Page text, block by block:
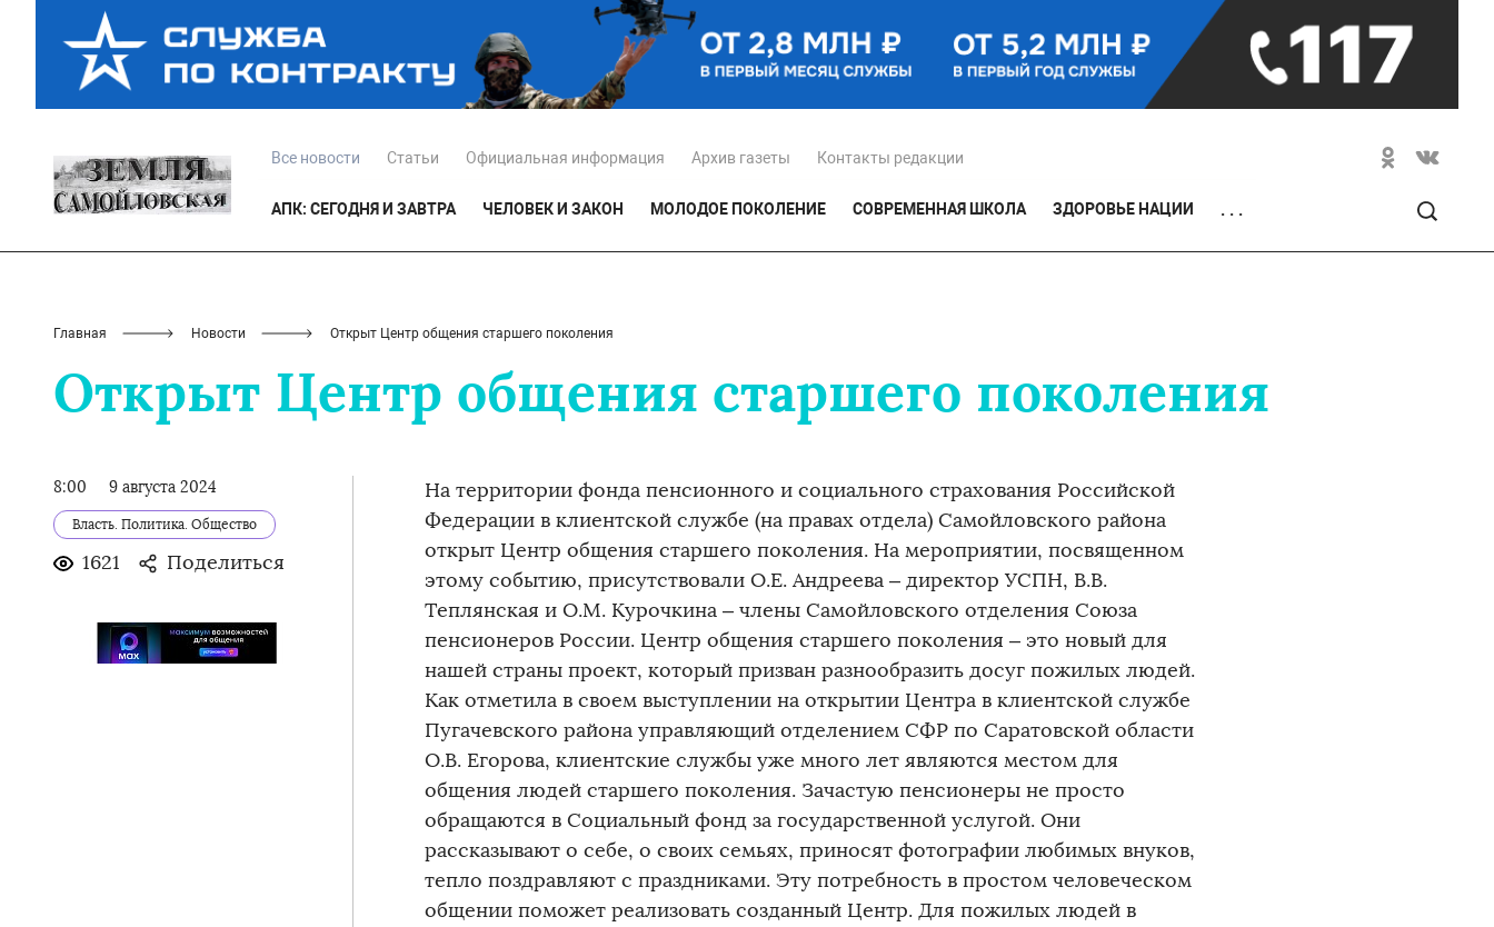
Все новости Статьи Официальная информация Архив газеты Контакты редакции
АПК: СЕГОДНЯ И ЗАВТРА ЧЕЛОВЕК И ЗАКОН МОЛОДОЕ ПОКОЛЕНИЕ СОВРЕМЕННАЯ ШКОЛА ЗДОРОВЬЕ НАЦИИ . . .
Главная Новости Открыт Центр общения старшего поколения
Открыт Центр общения старшего поколения
8:00 9 августа 2024
Власть. Политика. Общество
1621 Поделиться
На территории фонда пенсионного и социального страхования Российской
Федерации в клиентской службе (на правах отдела) Самойловского района
открыт Центр общения старшего поколения. На мероприятии, посвященном
этому событию, присутствовали О.Е. Андреева – директор УСПН, В.В.
Теплянская и О.М. Курочкина – члены Самойловского отделения Союза
пенсионеров России. Центр общения старшего поколения – это новый для
нашей страны проект, который призван разнообразить досуг пожилых людей.
Как отметила в своем выступлении на открытии Центра в клиентской службе
Пугачевского района управляющий отделением СФР по Саратовской области
О.В. Егорова, клиентские службы уже много лет являются местом для
общения людей старшего поколения. Зачастую пенсионеры не просто
обращаются в Социальный фонд за государственной услугой. Они
рассказывают о себе, о своих семьях, приносят фотографии любимых внуков,
тепло поздравляют с праздниками. Эту потребность в простом человеческом
общении поможет реализовать созданный Центр. Для пожилых людей в